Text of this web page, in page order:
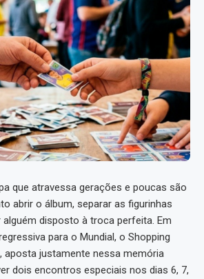
que atravessa gerações e poucas são
abrir o álbum, separar as figurinhas
disposto à troca perfeita. Em
para o Mundial, o Shopping
aposta justamente nessa memória
dois encontros especiais nos dias 6, 7,